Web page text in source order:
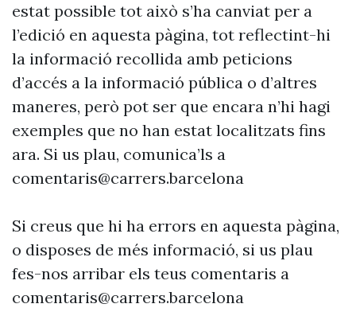
estat possible tot això s’ha canviat per a
l’edició en aquesta pàgina, tot reflectint-hi
la informació recollida amb peticions
d’accés a la informació pública o d’altres
maneres, però pot ser que encara n’hi hagi
exemples que no han estat localitzats fins
ara. Si us plau, comunica’ls a
comentaris@carrers.barcelona
Si creus que hi ha errors en aquesta pàgina,
o disposes de més informació, si us plau
fes-nos arribar els teus comentaris a
comentaris@carrers.barcelona